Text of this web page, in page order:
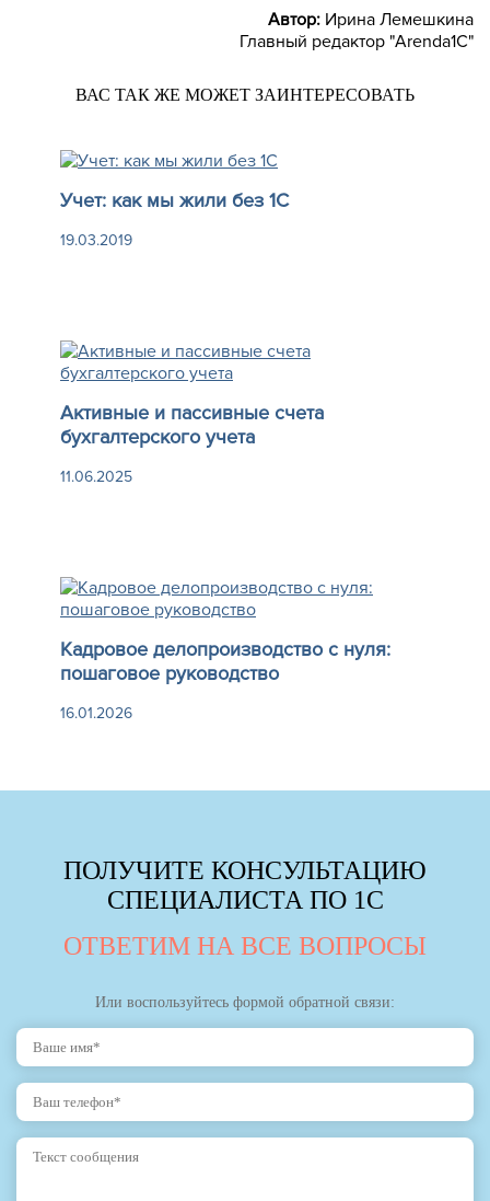
Автор: Ирина Лемешкина
Главный редактор "Arenda1C"
ВАС ТАК ЖЕ МОЖЕТ ЗАИНТЕРЕСОВАТЬ
Учет: как мы жили без 1С
19.03.2019
Активные и пассивные счета
бухгалтерского учета
11.06.2025
Кадровое делопроизводство с нуля:
пошаговое руководство
16.01.2026
ПОЛУЧИТЕ КОНСУЛЬТАЦИЮ
СПЕЦИАЛИСТА ПО 1С
ОТВЕТИМ НА ВСЕ ВОПРОСЫ
Или воспользуйтесь формой обратной связи: